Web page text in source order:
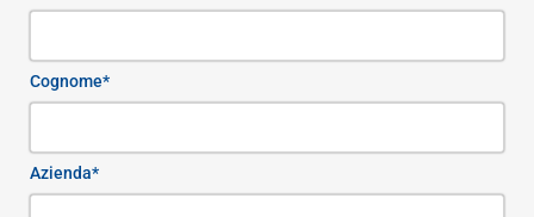
Cognome*
Azienda*